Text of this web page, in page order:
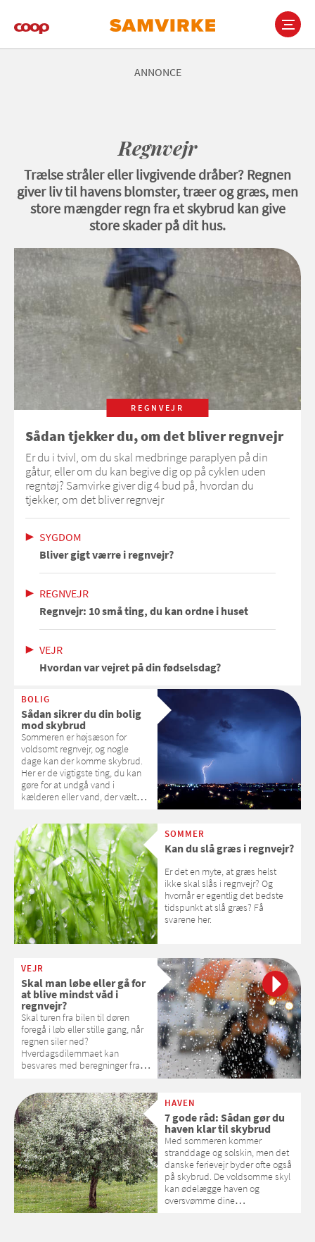
ANNONCE
Regnvejr
Trælse stråler eller livgivende dråber? Regnen
giver liv til havens blomster, træer og græs, men
store mængder regn fra et skybrud kan give
store skader på dit hus.
REGNVEJR
Sådan tjekker du, om det bliver regnvejr
Er du i tvivl, om du skal medbringe paraplyen på din
gåtur, eller om du kan begive dig op på cyklen uden
regntøj? Samvirke giver dig 4 bud på, hvordan du
tjekker, om det bliver regnvejr
SYGDOM
Bliver gigt værre i regnvejr?
REGNVEJR
Regnvejr: 10 små ting, du kan ordne i huset
VEJR
Hvordan var vejret på din fødselsdag?
BOLIG
Sådan sikrer du din bolig
mod skybrud
Sommeren er højsæson for
voldsomt regnvejr, og nogle
dage kan der komme skybrud.
Her er de vigtigste ting, du kan
gøre for at undgå vand i
kælderen eller vand, der vælter
SOMMER
Kan du slå græs i regnvejr?
Er det en myte, at græs helst
ikke skal slås i regnvejr? Og
hvornår er egentlig det bedste
tidspunkt at slå græs? Få
svarene her.
VEJR
Skal man løbe eller gå for
at blive mindst våd i
regnvejr?
Skal turen fra bilen til døren
foregå i løb eller stille gang, når
regnen siler ned?
Hverdagsdilemmaet kan
besvares med beregninger fra
blive mindst våd i regnvejr.
HAVEN
7 gode råd: Sådan gør du
haven klar til skybrud
Med sommeren kommer
stranddage og solskin, men det
danske ferievejr byder ofte også
på skybrud. De voldsomme skyl
kan ødelægge haven og
oversvømme dine